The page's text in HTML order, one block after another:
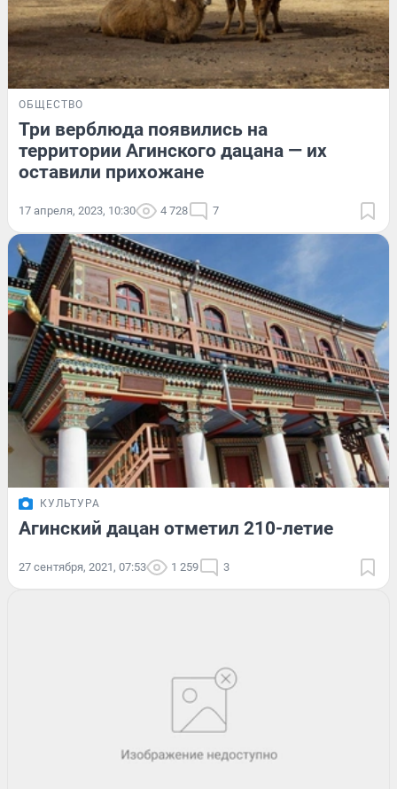
ОБЩЕСТВО
Три верблюда появились на
территории Агинского дацана — их
оставили прихожане
17 апреля, 2023, 10:30 4 728 7
КУЛЬТУРА
Агинский дацан отметил 210-летие
27 сентября, 2021, 07:53 1 259 3